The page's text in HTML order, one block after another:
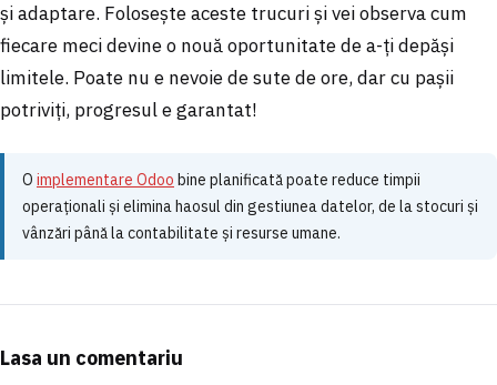
și adaptare. Folosește aceste trucuri și vei observa cum
fiecare meci devine o nouă oportunitate de a-ți depăși
limitele. Poate nu e nevoie de sute de ore, dar cu pașii
potriviți, progresul e garantat!
O implementare Odoo bine planificată poate reduce timpii
operaționali și elimina haosul din gestiunea datelor, de la stocuri și
vânzări până la contabilitate și resurse umane.
Lasa un comentariu